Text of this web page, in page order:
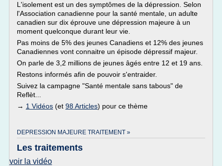
L'isolement est un des symptômes de la dépression. Selon
l'Association canadienne pour la santé mentale, un adulte
canadien sur dix éprouve une dépression majeure à un
moment quelconque durant leur vie.
Pas moins de 5% des jeunes Canadiens et 12% des jeunes
Canadiennes vont connaitre un épisode dépressif majeur.
On parle de 3,2 millions de jeunes âgés entre 12 et 19 ans.
Restons informés afin de pouvoir s'entraider.
Suivez la campagne "Santé mentale sans tabous" de
Reflèt...
→ 1 Vidéos (et 98 Articles) pour ce thème
DEPRESSION MAJEURE TRAITEMENT »
Les traitements
voir la vidéo